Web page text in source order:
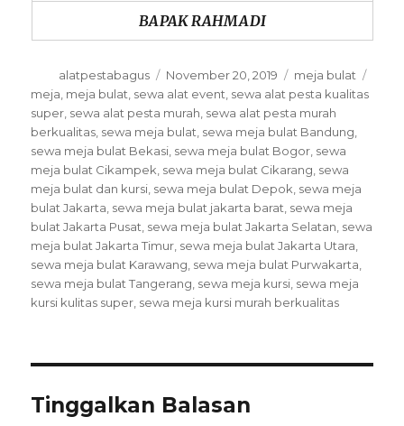
BAPAK RAHMADI
Author
alatpestabagus
Posted
on
November 20, 2019 Categories
meja bulat
meja, meja bulat, sewa alat event, sewa alat pesta kualitas
super, sewa alat pesta murah, sewa alat pesta murah
berkualitas, sewa meja bulat, sewa meja bulat Bandung,
sewa meja bulat Bekasi, sewa meja bulat Bogor, sewa
meja bulat Cikampek, sewa meja bulat Cikarang, sewa
meja bulat dan kursi, sewa meja bulat Depok, sewa meja
bulat Jakarta, sewa meja bulat jakarta barat, sewa meja
bulat Jakarta Pusat, sewa meja bulat Jakarta Selatan, sewa
meja bulat Jakarta Timur, sewa meja bulat Jakarta Utara,
sewa meja bulat Karawang, sewa meja bulat Purwakarta,
sewa meja bulat Tangerang, sewa meja kursi, sewa meja
kursi kulitas super, sewa meja kursi murah berkualitas
Tinggalkan Balasan